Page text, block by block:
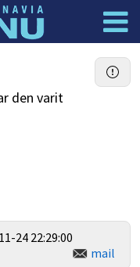
Logga in
den varit
24 22:29:00
mail